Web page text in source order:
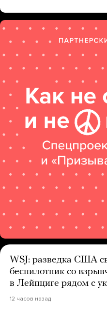
WSJ: разведка США
беспилотник со
в Лейпциге рядом с
12 часов назад